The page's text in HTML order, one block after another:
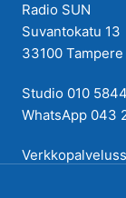
Radio SUN
Suvantokatu 13
33100 Tampere
Studio 010
WhatsApp 043